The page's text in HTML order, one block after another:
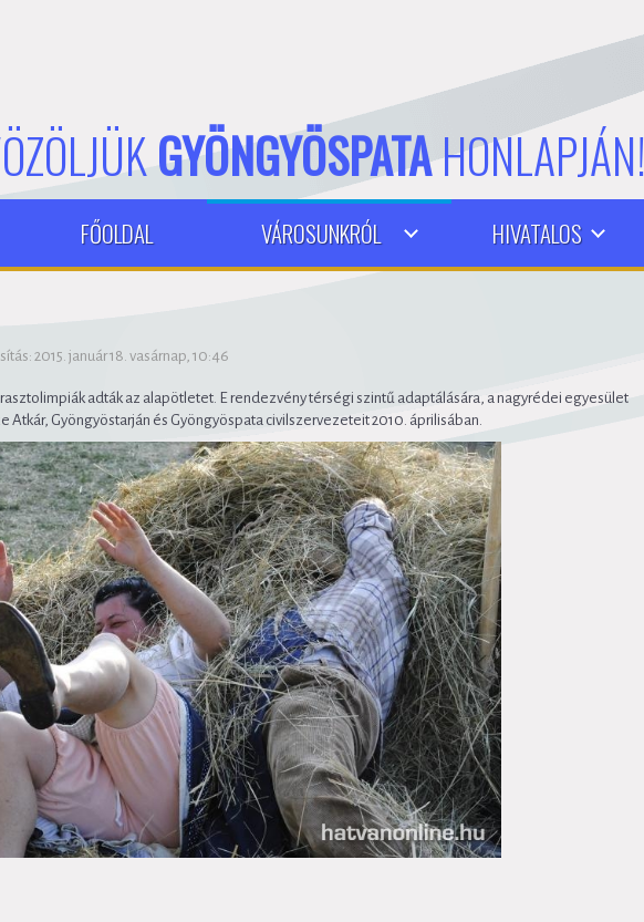
GYÖNGYÖSPATAHONLAPJÁN!
FŐOLDAL VÁROSUNKRÓL HIVATALOS
2015. január 18. vasárnap, 10:46
adták az alapötletet. E rendezvény térségi szintű adaptálására, a nagyrédei egyesület
Atkár, Gyöngyöstarján és Gyöngyöspata civilszervezeteit 2010. áprilisában.